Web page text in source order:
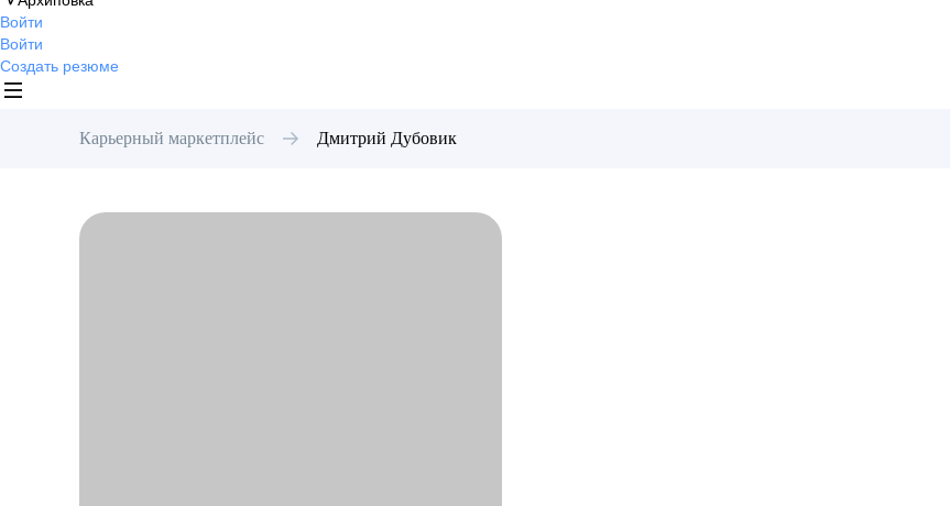
Войти
Войти
Создать резюме
Карьерный маркетплейс Дмитрий Дубовик